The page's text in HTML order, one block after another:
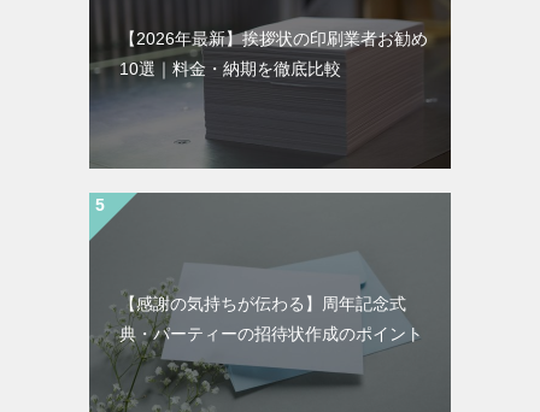
【2026年最新】挨拶状の印刷業者お勧め
10選｜料金・納期を徹底比較
【感謝の気持ちが伝わる】周年記念式
典・パーティーの招待状作成のポイント